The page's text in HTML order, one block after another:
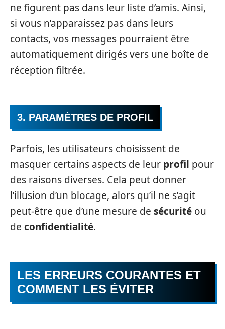
ne figurent pas dans leur liste d’amis. Ainsi,
si vous n’apparaissez pas dans leurs
contacts, vos messages pourraient être
automatiquement dirigés vers une boîte de
réception filtrée.
3. PARAMÈTRES DE PROFIL
Parfois, les utilisateurs choisissent de
masquer certains aspects de leur profil pour
des raisons diverses. Cela peut donner
l’illusion d’un blocage, alors qu’il ne s’agit
peut-être que d’une mesure de sécurité ou
de confidentialité.
LES ERREURS COURANTES ET
COMMENT LES ÉVITER